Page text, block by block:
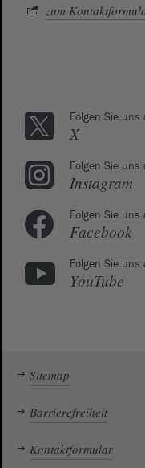
zum
Folgen Sie uns
X
Folgen Sie uns
Instagram
Folgen Sie uns
Facebook
Folgen Sie uns
YouTube
Sitemap
Barrierefreiheit
Kontaktformular